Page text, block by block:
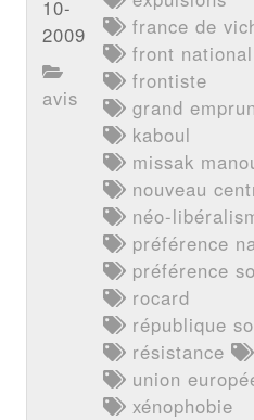
10-
2009
avis
france de
front national
frontiste
grand
kaboul
missak
nouveau
néo-
préférence
préférence
rocard
république
résistance
union
xénophobie